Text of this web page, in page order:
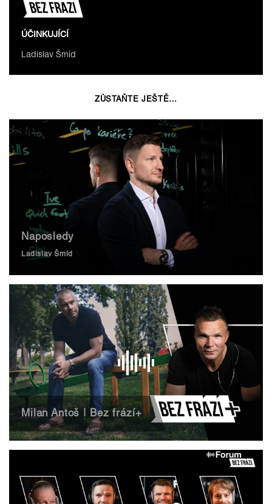
ÚČINKUJÍCÍ
Ladislav Šmíd
ZŮSTAŇTE JEŠTĚ…
Naposledy
Ladislav Šmíd
Milan Antoš | Bez frází+